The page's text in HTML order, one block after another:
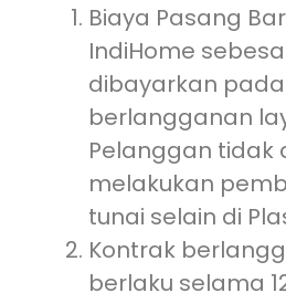
Biaya Pasang
IndiHome
dibayarkan
berlangganan
Pelanggan tidak
melakukan
tunai selain di
Kontrak
berlaku selama